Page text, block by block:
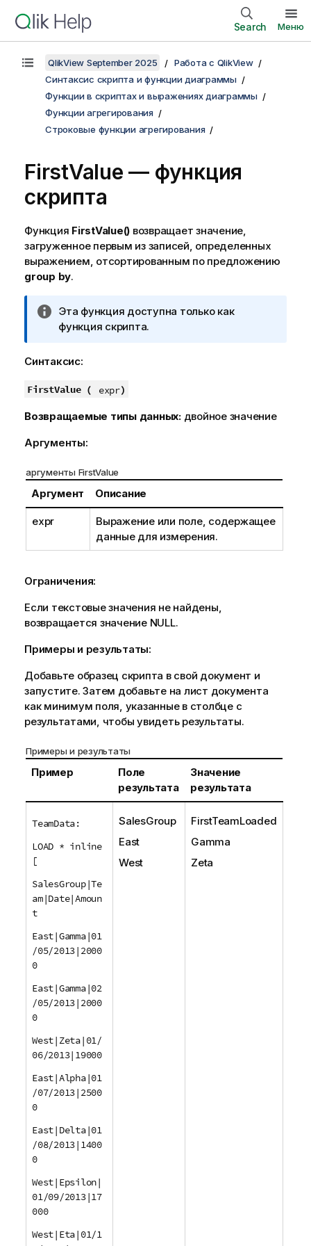
Search Меню
QlikView September 2025
Работа с QlikView
Синтаксис скрипта и функции диаграммы
Функции в скриптах и выражениях диаграммы
Функции агрегирования
Строковые функции агрегирования
FirstValue — функция
скрипта
Функция FirstValue() возвращает значение,
загруженное первым из записей, определенных
выражением, отсортированным по предложению
group by.
П
р
м
ч
н
е
и
н
ф
ц
Эта функция доступна только как
функция скрипта.
Синтаксис:
FirstValue ( expr)
Возвращаемые типы данных: двойное значение
Аргументы:
аргументы FirstValue
Аргумент Описание
expr
Выражение или поле, содержащее
данные для измерения.
Ограничения:
Если текстовые значения не найдены,
возвращается значение NULL.
Примеры и результаты:
Добавьте образец скрипта в свой документ и
запустите. Затем добавьте на лист документа
как минимум поля, указанные в столбце с
результатами, чтобы увидеть результаты.
Примеры и результаты
Пример
Поле
результата
Значение
результата
TeamData:
LOAD * inline
[
SalesGroup|Te
am|Date|Amoun
t
East|Gamma|01
/05/2013|2000
0
East|Gamma|02
/05/2013|2000
0
West|Zeta|01/
06/2013|19000
East|Alpha|01
/07/2013|2500
0
East|Delta|01
/08/2013|1400
0
West|Epsilon|
01/09/2013|17
000
West|Eta|01/1
SalesGroup
East
West
FirstTeamLoaded
Gamma
Zeta